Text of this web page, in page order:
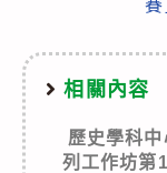
相關內容
歷史學科
列工作坊第